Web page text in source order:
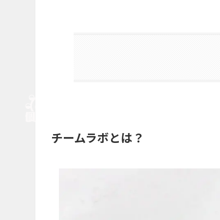
チームラボとは？